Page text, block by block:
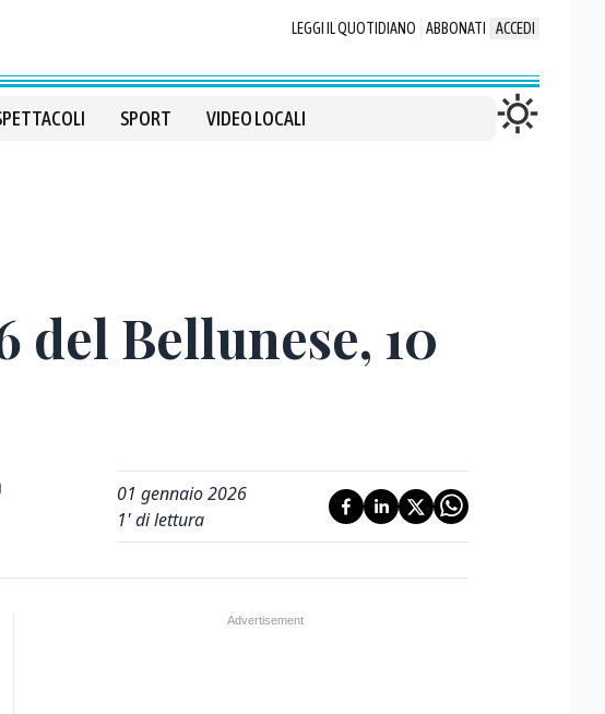
LEGGI IL QUOTIDIANO ABBONATI ACCEDI
SPORT VIDEO LOCALI
Bellunese, 10
01 gennaio 2026
1' di lettura